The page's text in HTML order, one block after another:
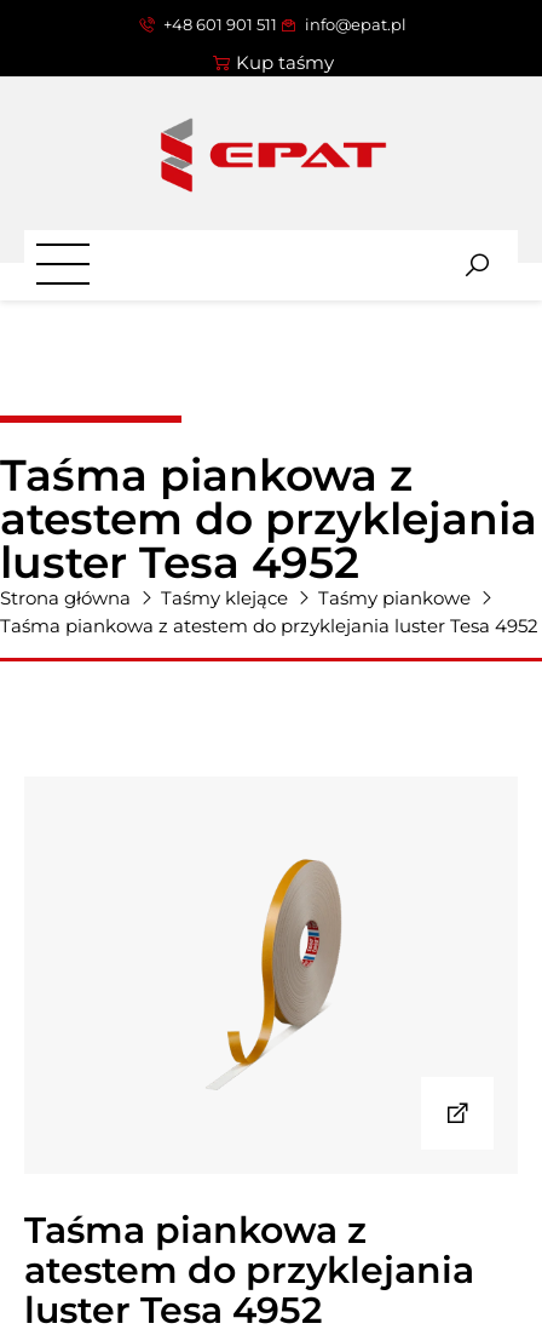
+48 601 901 511 info@epat.pl
Kup taśmy
Taśma piankowa z
atestem do przyklejania
luster Tesa 4952
Strona główna Taśmy klejące
Taśmy piankowe
Taśma piankowa z atestem do przyklejania luster Tesa 4952
Taśma piankowa z
atestem do przyklejania
luster Tesa 4952